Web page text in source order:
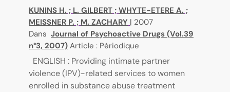
KUNINS H. ; L. GILBERT ; WHYTE-ETERE A. ;
MEISSNER P. ; M. ZACHARY | 2007
Dans Journal of Psychoactive Drugs (Vol.39
n°3, 2007) Article : Périodique
ENGLISH : Providing intimate partner
violence (IPV)-related services to women
enrolled in substance abuse treatment